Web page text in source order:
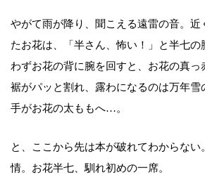
やがて雨が降り、聞こえる遠雷の音。近
たお花は、「半さん、怖い！」と半七の
わずお花の背に腕を回すと、お花の真っ
裾がパッと割れ、露わになるのは万年雪
手がお花の太ももへ…。
と、ここから先は本が破れてわからない
情。お花半七、馴れ初めの一席。